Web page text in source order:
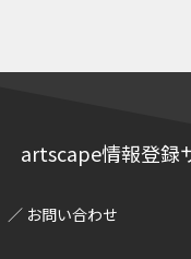
artscape情報登録
お問い合わせ